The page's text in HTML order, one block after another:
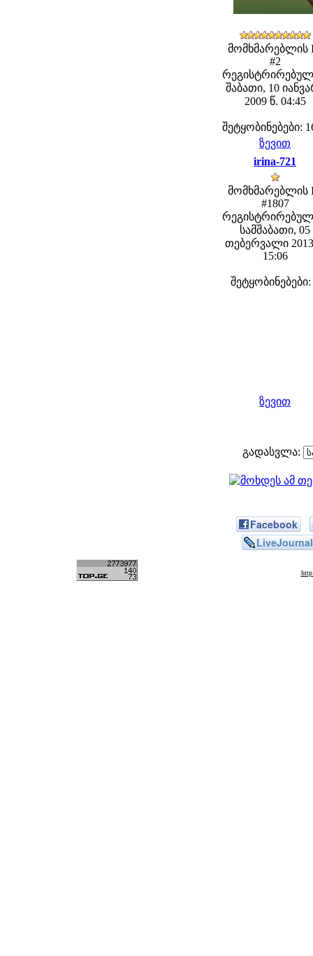
მომხმარებლის
#2
შაბათი, 10
2009 წ. 04:45
შეტყობინებები:
ზევით
irina-721
მომხმარებლის
#1807
სამშაბათი, 05
თებერვალი
15:06
შეტყობინებები:
ზევით
გადასვლა:
Facebook
LiveJournal